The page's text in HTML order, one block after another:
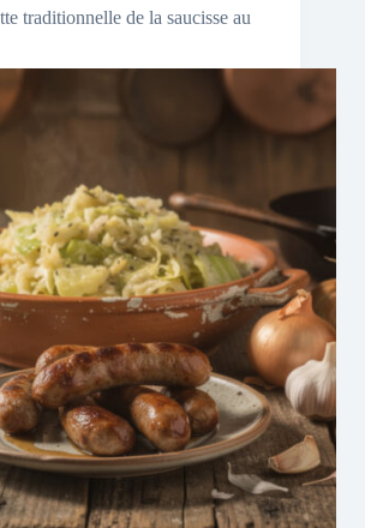
traditionnelle de la saucisse au